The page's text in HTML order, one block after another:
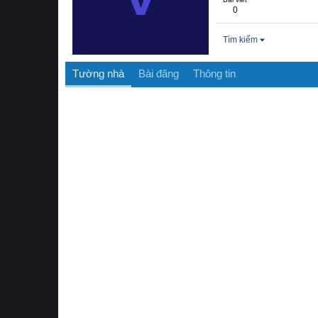
0
Tìm kiếm
Tường nhà Bài đăng Thông tin